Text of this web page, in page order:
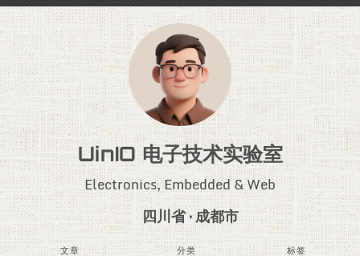
UinIO 电子技术实验室
Electronics, Embedded & Web
四川省 · 成都市
文章 分类 标签